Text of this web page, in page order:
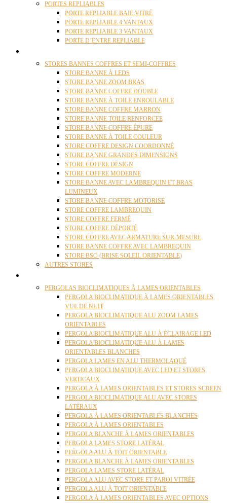
PORTES REPLIABLES
PORTE REPLIABLE BAIE VITRÉ
PORTE REPLIABLE 4 VANTAUX
PORTE REPLIABLE 3 VANTAUX
PORTE D’ENTRE REPLIABLE
STORES BANNES COFFRES ET SEMI-COFFRES
STORE BANNE À LEDS
STORE BANNE ZOOM BRAS
STORE BANNE COFFRE DOUBLE
STORE BANNE À TOILE ENROULABLE
STORE BANNE COFFRE MARRON
STORE BANNE TOILE RENFORCEE
STORE BANNE COFFRE ÉPURÉ
STORE BANNE À TOILE COULEUR
STORE COFFRE DESIGN COORDONNÉ
STORE BANNE GRANDES DIMENSIONS
STORE COFFRE DESIGN
STORE COFFRE MODERNE
STORE BANNE AVEC LAMBREQUIN ET BRAS
LUMINEUX
STORE BANNE COFFRE MOTORISÉ
STORE COFFRE LAMBREQUIN
STORE COFFRE FERMÉ
STORE COFFRE DÉPORTÉ
STORE COFFRE AVEC ARMATURE SUR-MESURE
STORE BANNE COFFRE AVEC LAMBREQUIN
STORE BSO (BRISE SOLEIL ORIENTABLE)
AUTRES STORES
PERGOLAS BIOCLIMATIQUES À LAMES ORIENTABLES
PERGOLA BIOCLIMATIQUE À LAMES ORIENTABLES
VUE DE NUIT
PERGOLA BIOCLIMATIQUE ALU ZOOM LAMES
ORIENTABLES
PERGOLA BIOCLIMATIQUE ALU À ÉCLAIRAGE LED
PERGOLA BIOCLIMATIQUE ALU À LAMES
ORIENTABLES BLANCHES
PERGOLA LAMES EN ALU THERMOLAQUÉ
PERGOLA BIOCLIMATIQUE AVEC LED ET STORES
VERTICAUX
PERGOLA À LAMES ORIENTABLES ET STORES SCREEN
PERGOLA BIOCLIMATIQUE ALU AVEC STORES
LATÉRAUX
PERGOLA À LAMES ORIENTABLES BLANCHES
PERGOLA À LAMES ORIENTABLES
PERGOLA BLANCHE À LAMES ORIENTABLES
PERGOLA LAMES STORE LATÉRAL
PERGOLA ALU À TOIT ORIENTABLE
PERGOLA BLANCHE À LAMES ORIENTABLES
PERGOLA LAMES STORE LATÉRAL
PERGOLA ALU AVEC STORE ET PAROI VITRÉE
PERGOLA ALU À TOIT ORIENTABLE
PERGOLA À LAMES ORIENTABLES AVEC OPTIONS